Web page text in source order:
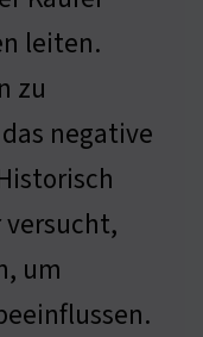
leiten.
zu
negative
um